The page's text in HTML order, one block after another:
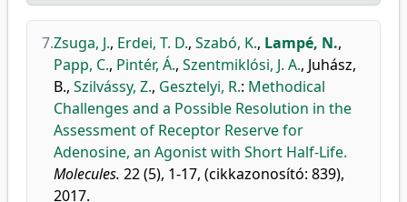
7.Zsuga, J., Erdei, T. D., Szabó, K., Lampé, N.,
Papp, C., Pintér, Á., Szentmiklósi, J. A., Juhász,
B., Szilvássy, Z., Gesztelyi, R.: Methodical
Challenges and a Possible Resolution in the
Assessment of Receptor Reserve for
Adenosine, an Agonist with Short Half-Life.
Molecules. 22 (5), 1-17, (cikkazonosító: 839),
2017.